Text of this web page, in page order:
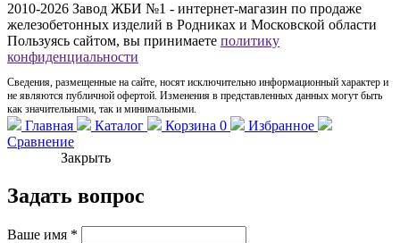
2010-2026 Завод ЖБИ №1 - интернет-магазин по продаже
железобетонных изделий в Родниках и Московской области
Пользуясь сайтом, вы принимаете политику
конфиденциальности
Сведения, размещенные на сайте, носят исключительно информационный характер и
не являются публичной офертой. Изменения в представленных данных могут быть
как значительными, так и минимальными.
Главная Каталог Корзина 0
Избранное
Сравнение
Закрыть
Задать вопрос
Ваше имя *